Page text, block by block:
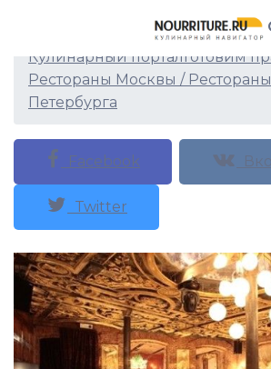
Ресторан Манон
Кулинарный порталГотовим
Рестораны Москвы /
Петербурга
Facebook
Twitter